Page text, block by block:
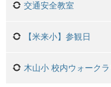
交通安全教室
【米来小】参観日
木山小 校内ウォーク